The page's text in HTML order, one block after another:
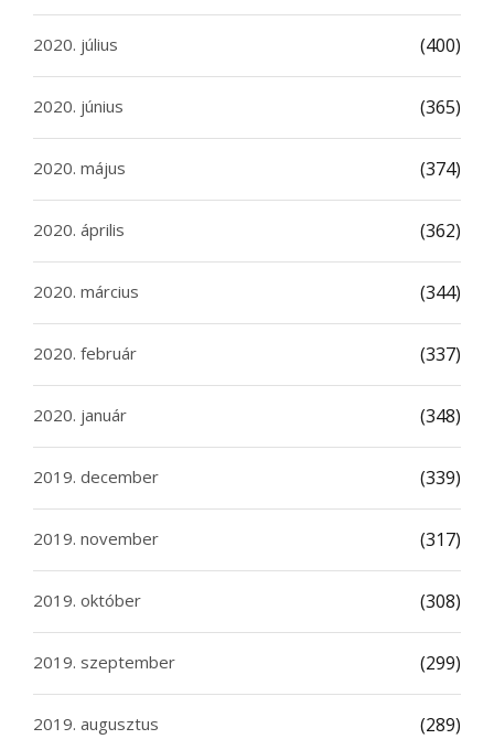
2020. július (400)
2020. június (365)
2020. május (374)
2020. április (362)
2020. március (344)
2020. február (337)
2020. január (348)
2019. december (339)
2019. november (317)
2019. október (308)
2019. szeptember (299)
2019. augusztus (289)